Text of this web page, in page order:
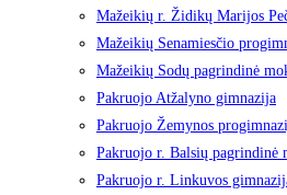
Mažeikių r. Židikų Marijos
Mažeikių Senamiesčio
Mažeikių Sodų pagrindinė
Pakruojo Atžalyno gimnazija
Pakruojo Žemynos
Pakruojo r. Balsių pagrindinė
Pakruojo r. Linkuvos